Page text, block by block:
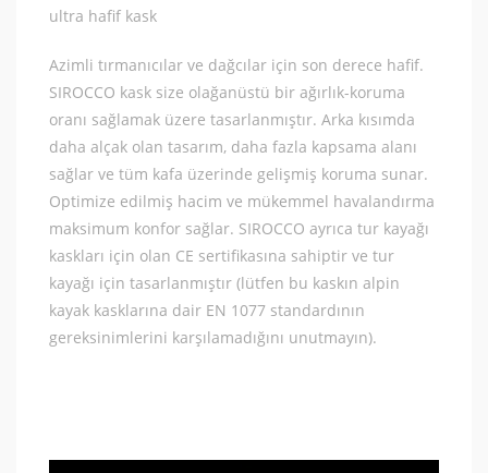
ultra hafif kask
Azimli tırmanıcılar ve dağcılar için son derece hafif.
SIROCCO kask size olağanüstü bir ağırlık-koruma
oranı sağlamak üzere tasarlanmıştır. Arka kısımda
daha alçak olan tasarım, daha fazla kapsama alanı
sağlar ve tüm kafa üzerinde gelişmiş koruma sunar.
Optimize edilmiş hacim ve mükemmel havalandırma
maksimum konfor sağlar. SIROCCO ayrıca tur kayağı
kaskları için olan CE sertifikasına sahiptir ve tur
kayağı için tasarlanmıştır (lütfen bu kaskın alpin
kayak kasklarına dair EN 1077 standardının
gereksinimlerini karşılamadığını unutmayın).